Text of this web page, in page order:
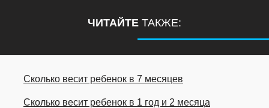
ЧИТАЙТЕ ТАКЖЕ:
Сколько весит ребенок в 7 месяцев
Сколько весит ребенок в 1 год и 2 месяца